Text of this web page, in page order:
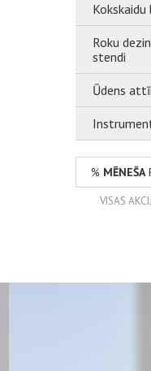
Kokskaidu
Roku
stendi
Ūdens
% MĒNEŠA
VISAS